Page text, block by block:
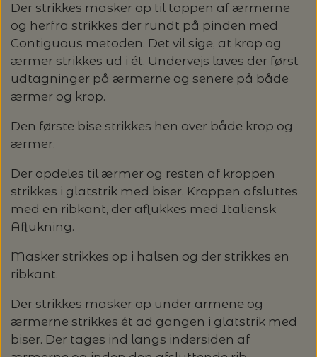
BALDYRE: UDVALGTE BRODERIER - SPAR
20%
SYTRÅD
TRYKLÅSE
Der strikkes masker op til toppen af ærmerne
og herfra strikkes der rundt på pinden med
Contiguous metoden. Det vil sige, at krop og
ærmer strikkes ud i ét. Undervejs laves der først
udtagninger på ærmerne og senere på både
ærmer og krop.
Den første bise strikkes hen over både krop og
ærmer.
Der opdeles til ærmer og resten af kroppen
strikkes i glatstrik med biser. Kroppen afsluttes
med en ribkant, der aflukkes med Italiensk
Aflukning.
Masker strikkes op i halsen og der strikkes en
ribkant.
Der strikkes masker op under armene og
ærmerne strikkes ét ad gangen i glatstrik med
biser. Der tages ind langs indersiden af